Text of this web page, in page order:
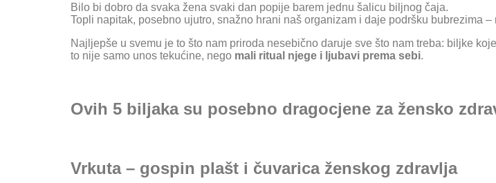
Bilo bi dobro da svaka žena svaki dan popije barem jednu šalicu biljnog čaja.
Topli napitak, posebno ujutro, snažno hrani naš organizam i daje podršku bubrezima
Najljepše u svemu je to što nam priroda nesebično daruje sve što nam treba: biljke
to nije samo unos tekućine, nego mali ritual njege i ljubavi prema sebi.
Ovih 5 biljaka su posebno dragocjene za žensko
Vrkuta – gospin plašt i čuvarica ženskog zdravlja